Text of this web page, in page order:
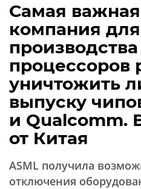
Самая
компания для
производства
процессоров
уничтожить
выпуску
и Qualcomm.
от Китая
ASML получила
отключения